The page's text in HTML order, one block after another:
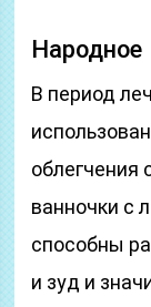
Народное
В период
облегчения
ванночки с
способны
и зуд и